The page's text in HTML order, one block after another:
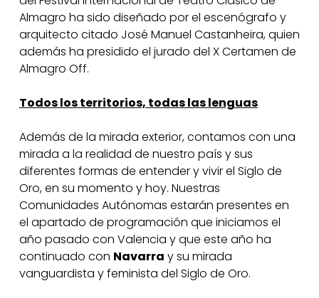
Almagro ha sido diseñado por el escenógrafo y
arquitecto citado José Manuel Castanheira, quien
además ha presidido el jurado del X Certamen de
Almagro Off.
Todos los territorios, todas las lenguas
Además de la mirada exterior, contamos con una
mirada a la realidad de nuestro país y sus
diferentes formas de entender y vivir el Siglo de
Oro, en su momento y hoy. Nuestras
Comunidades Autónomas estarán presentes en
el apartado de programación que iniciamos el
año pasado con Valencia y que este año ha
continuado con Navarra y su mirada
vanguardista y feminista del Siglo de Oro.